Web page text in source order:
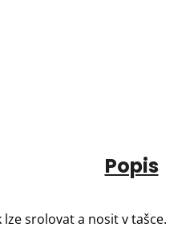
Popis
srolovat a nosit v tašce.